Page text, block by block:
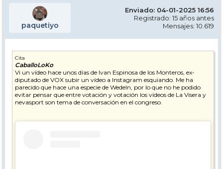
paquetiyo
Enviado: 04-01-2025 16:56
Registrado: 15 años antes
Mensajes: 10.619
Cita
CaballoLoKo
Vi un vídeo hace unos días de Ivan Espinosa de los Monteros, ex-
diputado de VOX subir un vídeo a Instagram esquiando. Me ha
parecido que hace una especie de Wedeln, por lo que no he podido
evitar pensar que entre votación y votación los vídeos de La Visera y
nevasport son tema de conversación en el congreso.